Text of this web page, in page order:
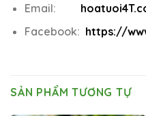
Email:
Facebook: https://
SẢN PHẨM TƯƠNG TỰ